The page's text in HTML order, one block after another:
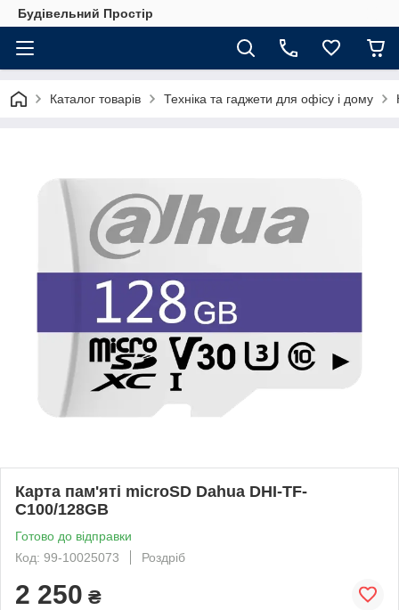
Будівельний Простір
Каталог товарів Техніка та гаджети для офісу і дому
Карта пам'яті microSD Dahua DHI-TF-
C100/128GB
Готово до відправки
Код: 99-10025073
Роздріб
2 250 ₴